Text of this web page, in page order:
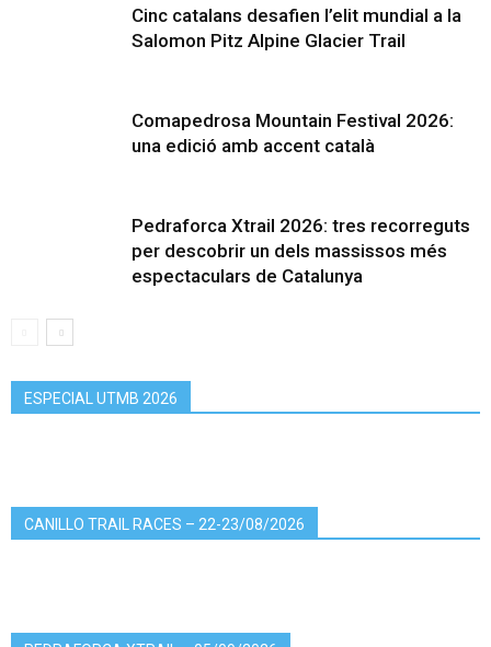
Cinc catalans desafien l’elit mundial a la
Salomon Pitz Alpine Glacier Trail
Comapedrosa Mountain Festival 2026:
una edició amb accent català
Pedraforca Xtrail 2026: tres recorreguts
per descobrir un dels massissos més
espectaculars de Catalunya
ESPECIAL UTMB 2026
CANILLO TRAIL RACES – 22-23/08/2026